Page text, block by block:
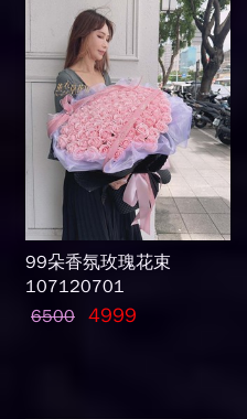
99朵香氛玫瑰花束
107120701
6500 4999